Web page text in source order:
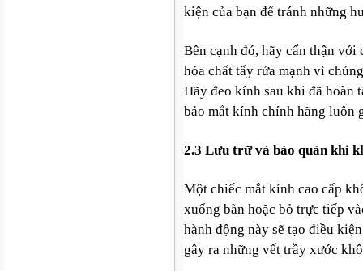
kiện của bạn để tránh những
Bên cạnh đó, hãy cẩn thận
hóa chất tẩy rửa mạnh vì
Hãy đeo kính sau khi đã hoàn
bảo mắt kính chính hãng luôn
2.3 Lưu trữ và bảo quản khi
Một chiếc mắt kính cao cấp
xuống bàn hoặc bỏ trực tiếp
hành động này sẽ tạo điều
gây ra những vết trầy xước